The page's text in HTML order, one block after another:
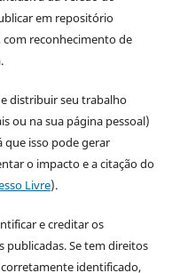
em repositório
reconhecimento de
distribuir seu trabalho
ou na sua página pessoal)
que isso pode gerar
o impacto e a citação do
Livre).
e creditar os
publicadas. Se tem direitos
identificado,